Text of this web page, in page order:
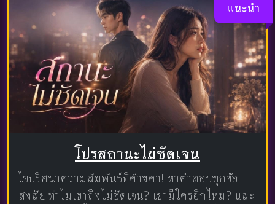
แนะนำ
โปรสถานะไม่ชัดเจน
ไขปริศนาความสัมพันธ์ที่ค้างคา! หาคำตอบทุกข้อ
สงสัย ทำไมเขาถึงไม่ชัดเจน? เขามีใครอีกไหม? และ